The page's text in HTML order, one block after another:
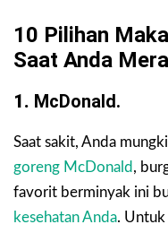
10 Pilihan
Saat Anda
1. McDonald.
Saat sakit, Anda
goreng McDonald ,
favorit berminyak ini
kesehatan Anda. Untuk